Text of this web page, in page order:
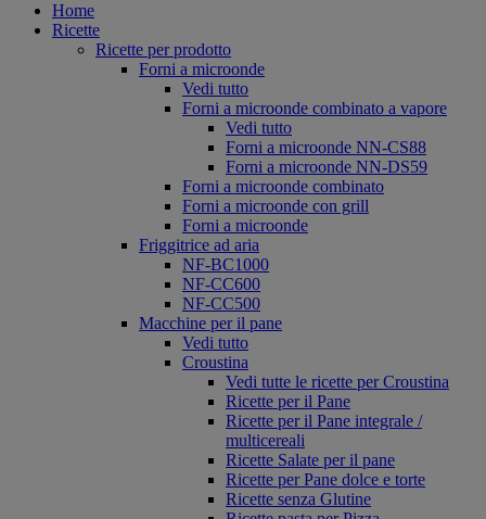
Home
Ricette
Ricette per prodotto
Forni a microonde
Vedi tutto
Forni a microonde combinato a vapore
Vedi tutto
Forni a microonde NN-CS88
Forni a microonde NN-DS59
Forni a microonde combinato
Forni a microonde con grill
Forni a microonde
Friggitrice ad aria
NF-BC1000
NF-CC600
NF-CC500
Macchine per il pane
Vedi tutto
Croustina
Vedi tutte le ricette per Croustina
Ricette per il Pane
Ricette per il Pane integrale /
multicereali
Ricette Salate per il pane
Ricette per Pane dolce e torte
Ricette senza Glutine